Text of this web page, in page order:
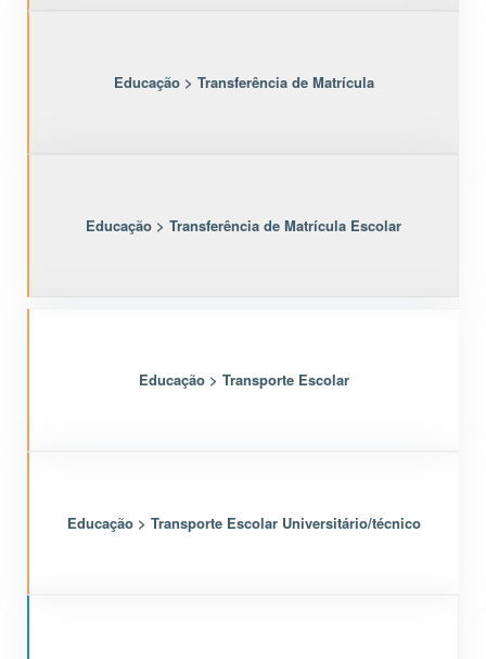
Educação > Transferência de Matrícula
Educação > Transferência de Matrícula Escolar
Educação > Transporte Escolar
Educação > Transporte Escolar Universitário/técnico